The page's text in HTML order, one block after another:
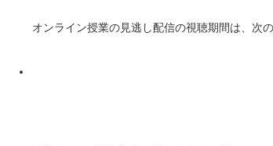
オンライン授業の見逃し配信の視聴期間は、次